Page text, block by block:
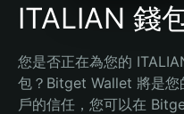
ITALIAN 錢
您是否正在為您的
包？Bitget Wallet 將是
戶的信任，您可以在